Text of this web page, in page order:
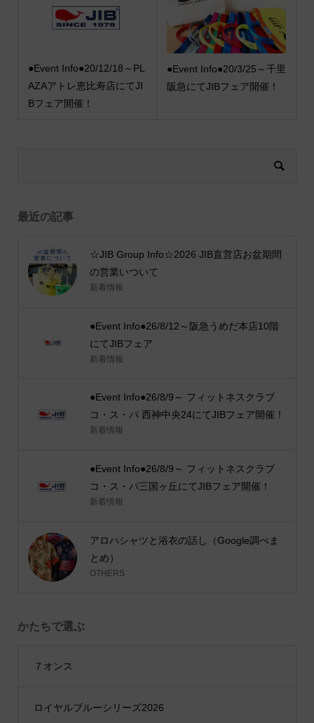
●Event Info●20/12/18～PL
AZAアトレ恵比寿店にてJI
Bフェア開催！
●Event Info●20/3/25～千里
阪急にてJIBフェア開催！
最近の記事
☆JIB Group Info☆2026 JIB直営店お盆期間
の営業いついて
新着情報
●Event Info●26/8/12～阪急うめだ本店10階
にてJIBフェア
新着情報
●Event Info●26/8/9～ フィットネスクラブ
コ・ス・パ 西神中央24にてJIBフェア開催！
新着情報
●Event Info●26/8/9～ フィットネスクラブ
コ・ス・パ三国ヶ丘にてJIBフェア開催！
新着情報
アロハシャツと浴衣の話し（Google調べま
とめ）
OTHERS
かたちで選ぶ
７オンス
ロイヤルブルーシリーズ2026